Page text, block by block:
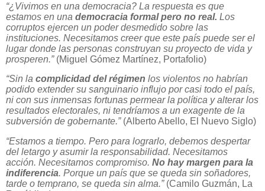
“¿Vivimos en una democracia? La respuesta es que
estamos en una democracia formal pero no real. Los
corruptos ejercen un poder desmedido sobre las
instituciones. Necesitamos creer que este país puede ser el
lugar donde las personas construyan su proyecto de vida y
prosperen.”(Miguel Gómez Martínez, Portafolio)
“Sin la complicidad del régimen los violentos no habrían
podido extender su sanguinario influjo por casi todo el país,
ni con sus inmensas fortunas permear la política y alterar los
resultados electorales, ni tendríamos a un exagente de la
subversión de gobernante.”(Alberto Abello, El Nuevo Siglo)
“Estamos a tiempo. Pero para lograrlo, debemos despertar
del letargo y asumir la responsabilidad. Necesitamos
acción. Necesitamos compromiso. No hay margen para la
indiferencia. Porque un país que se queda sin soñadores,
tarde o temprano, se queda sin alma.”(Camilo Guzmán, La